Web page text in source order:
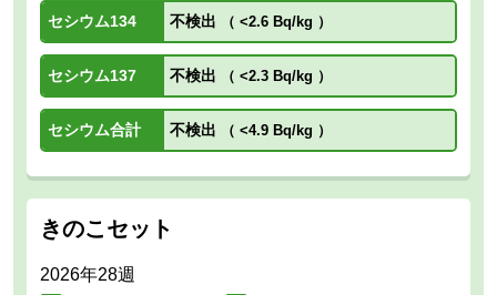
セシウム134 不検出 （ <2.6 Bq/kg ）
セシウム137 不検出 （ <2.3 Bq/kg ）
セシウム合計 不検出 （ <4.9 Bq/kg ）
きのこセット
2026年28週